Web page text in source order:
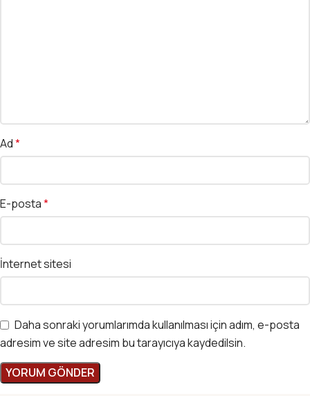
Ad*
E-posta*
İnternet sitesi
Daha sonraki yorumlarımda kullanılması için adım, e-posta
adresim ve site adresim bu tarayıcıya kaydedilsin.